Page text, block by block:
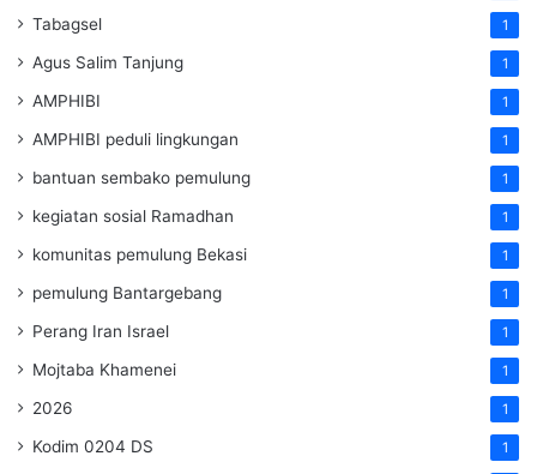
Tabagsel 1
Agus Salim Tanjung 1
AMPHIBI 1
AMPHIBI peduli lingkungan 1
bantuan sembako pemulung 1
kegiatan sosial Ramadhan 1
komunitas pemulung Bekasi 1
pemulung Bantargebang 1
Perang Iran Israel 1
Mojtaba Khamenei 1
2026 1
Kodim 0204 DS 1